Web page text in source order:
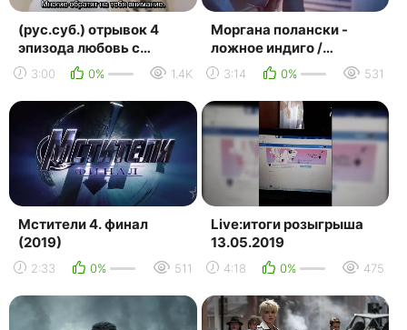
(рус.суб.) отрывок 4
эпизода любовь с
уведомлением \ мой
босс хочет жениться на
мн...
3:00 0% 1.4K
Моргана полански -
ложное индиго /
morgane polanski - false
indigo ( 2019 )
3:14 0% 531
Мстители 4. финал
(2019)
2:33 0% 511
Live:итоги розыгрыша
13.05.2019
4:18 0% 475